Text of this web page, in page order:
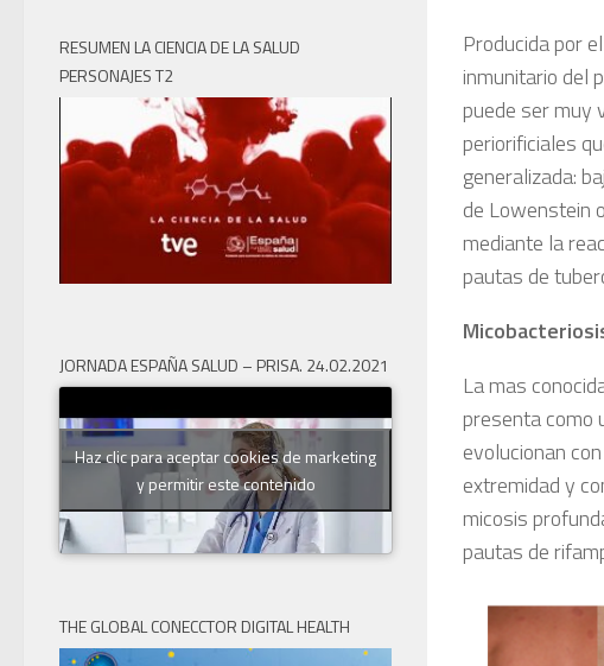
Producida por
inmunitario del
puede ser muy
periorificiales
generalizada:
de Lowenstein
mediante la
pautas de
La mas
presenta como
evolucionan
extremidad y
micosis
pautas de
RESUMEN LA CIENCIA DE LA SALUD
PERSONAJES T2
JORNADA ESPAÑA SALUD – PRISA. 24.02.2021
Haz clic para aceptar cookies de marketing
y permitir este contenido
THE GLOBAL CONECCTOR DIGITAL HEALTH